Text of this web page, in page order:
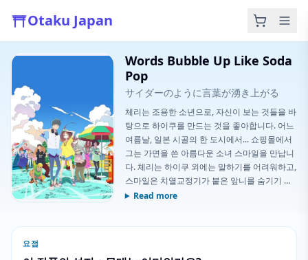
Otaku Japan
Words Bubble Up Like Soda
Pop
サイダーのように言葉が湧き上がる
체리는 조용한 소년으로, 자신이 보는 것들을 바
탕으로 하이쿠를 만드는 것을 좋아합니다. 어느
여름날, 일본 시골의 한 도시에서... 쇼핑몰에서
그는 가면을 쓴 아름다운 소녀 스마일을 만납니
다. 체리는 하이쿠 외에는 말하기를 어려워하고,
스마일은 치열교정기가 붙은 앞니를 숨기기 위
해 가면을 씁니다. 남풍이 불어오면서 둘은 점점
Read more
요점